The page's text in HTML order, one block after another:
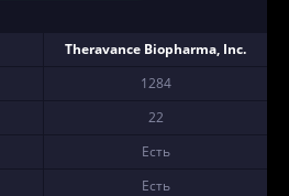
Theravance Biopharma, Inc.
1284
22
Есть
Есть